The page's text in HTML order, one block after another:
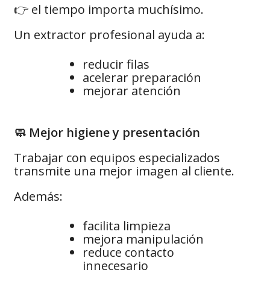
👉 el tiempo importa muchísimo.
Un extractor profesional ayuda a:
reducir filas
acelerar preparación
mejorar atención
🧼 Mejor higiene y presentación
Trabajar con equipos especializados
transmite una mejor imagen al cliente.
Además:
facilita limpieza
mejora manipulación
reduce contacto
innecesario